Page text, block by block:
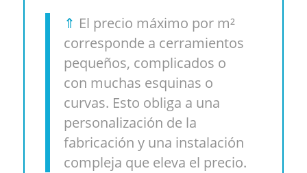
⇑ El precio máximo por m²
corresponde a cerramientos
pequeños, complicados o
con muchas esquinas o
curvas. Esto obliga a una
personalización de la
fabricación y una instalación
compleja que eleva el precio.